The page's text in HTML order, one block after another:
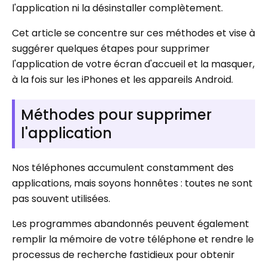
l'application ni la désinstaller complètement.
Cet article se concentre sur ces méthodes et vise à
suggérer quelques étapes pour supprimer
l'application de votre écran d'accueil et la masquer,
à la fois sur les iPhones et les appareils Android.
Méthodes pour supprimer
l'application
Nos téléphones accumulent constamment des
applications, mais soyons honnêtes : toutes ne sont
pas souvent utilisées.
Les programmes abandonnés peuvent également
remplir la mémoire de votre téléphone et rendre le
processus de recherche fastidieux pour obtenir